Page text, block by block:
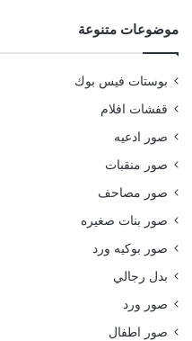
موضوعات متنوعة
بوستات فيس بوك
قفشات افلام
صور ادعيه
صور منقبات
صور مصاحف
صور بنات صغيره
صور بوكيه ورد
بدل رجالي
صور ورد
صور اطفال